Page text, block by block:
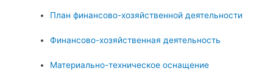
План финансово-хозяйственной деятельности
Финансово-хозяйственная деятельность
Материально-техническое оснащение